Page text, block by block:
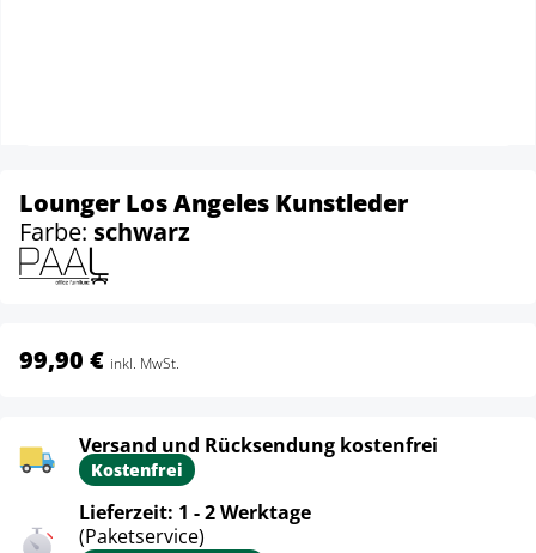
Lounger Los Angeles Kunstleder
Farbe: schwarz
99,90 € inkl. MwSt.
Versand und Rücksendung kostenfrei
Kostenfrei
Lieferzeit: 1 - 2 Werktage
(Paketservice)